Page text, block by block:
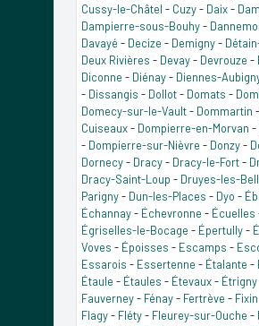
Cussy-le-Châtel - Cuzy- Daix-
Dampierre-sous-Bouhy-
Davayé - Decize - Demigny-
Deux Rivières - Devay- Devrouze -
Diconne - Diénay- Diennes-
- Dissangis - Dollot- Domats -
Domecy-sur-le-Vault- Dommartin -
Cuiseaux- Dompierre-en-Morvan -
- Dompierre-sur-Nièvre - Donzy-
Dornecy- Dracy- Dracy-le-Fort-
Dracy-Saint-Loup - Druyes-les-
Parigny- Dun-les-Places - Dyo -
Échannay- Échevronne - Écuelles
Égriselles-le-Bocage - Épertully-
Voves - Époisses - Escamps -
Essarois - Essertenne - Étalante -
Étaule - Étaules - Étevaux- Étrigny
Fauverney- Fénay- Fertrève - Fixin
Flagy- Fléty- Fleurey-sur-Ouche -